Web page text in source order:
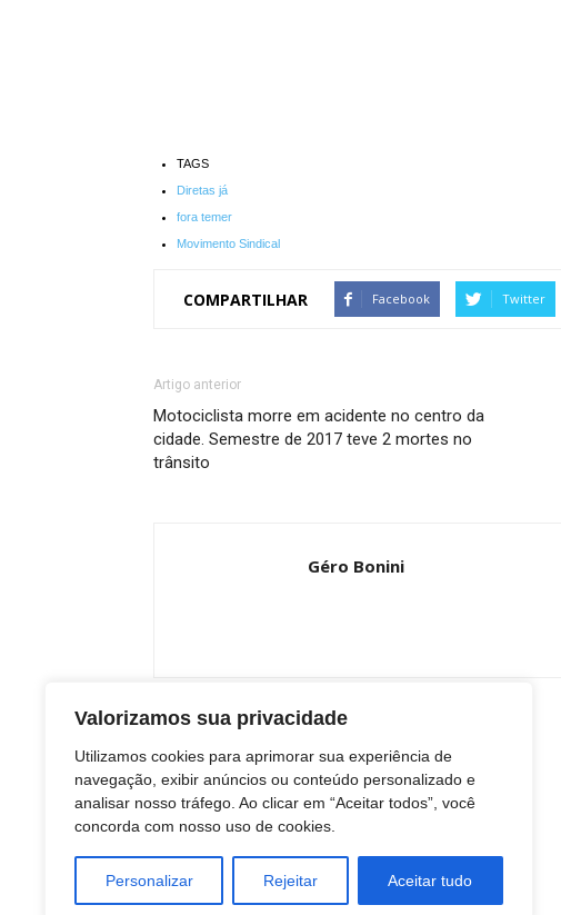
Valorizamos sua privacidade
Utilizamos cookies para aprimorar sua experiência de
navegação, exibir anúncios ou conteúdo personalizado e
analisar nosso tráfego. Ao clicar em “Aceitar todos”, você
concorda com nosso uso de cookies.
Personalizar Rejeitar Aceitar tudo
TAGS
Diretas já
fora temer
Movimento Sindical
COMPARTILHAR Facebook Twitter
Artigo anterior
Motociclista morre em acidente no centro da
cidade. Semestre de 2017 teve 2 mortes no
trânsito
Géro Bonini
ARTIGOS RELACIONADOS Mais do autor